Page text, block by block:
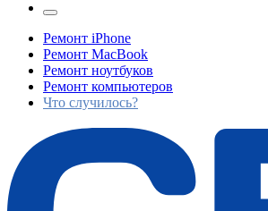
Ремонт iPhone
Ремонт MacBook
Ремонт ноутбуков
Ремонт компьютеров
Что случилось?